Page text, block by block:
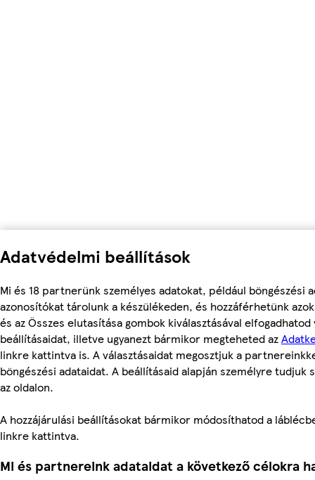
Adatvédelmi beállítások
Mi és 18 partnerünk személyes adatokat, például böngészési
azonosítókat tárolunk a készülékeden, és hozzáférhetünk
és az Összes elutasítása gombok kiválasztásával
beállításaidat, illetve ugyanezt bármikor megteheted az
linkre kattintva is. A választásaidat megosztjuk a
böngészési adataidat. A beállításaid alapján személyre tudjuk
az oldalon.
A hozzájárulási beállításokat bármikor módosíthatod a
linkre kattintva.
Mi és partnereink adataidat a következő célokra